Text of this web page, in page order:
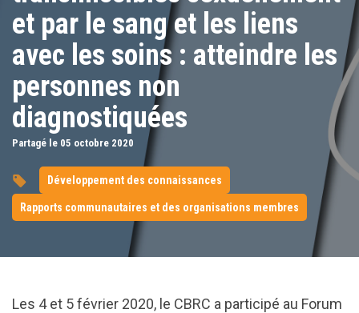
et par le sang et les liens
avec les soins : atteindre les
personnes non
diagnostiquées
Partagé le 05 octobre 2020
Développement des connaissances
Rapports communautaires et des organisations membres
Les 4 et 5 février 2020, le CBRC a participé au Forum